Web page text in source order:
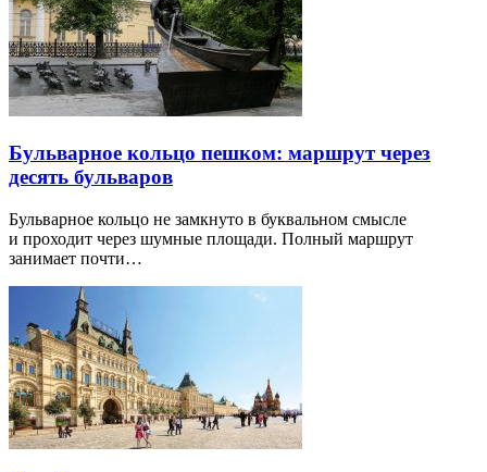
Бульварное кольцо пешком: маршрут через
десять бульваров
Бульварное кольцо не замкнуто в буквальном смысле
и проходит через шумные площади. Полный маршрут
занимает почти…